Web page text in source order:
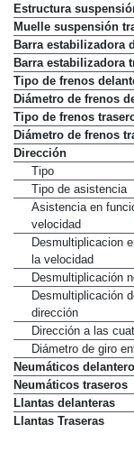
Estructura
Muelle suspensión
Barra estabilizadora
Barra estabilizadora
Tipo de frenos
Diámetro de frenos
Tipo de frenos
Diámetro de frenos
Dirección
Tipo
Tipo de asistencia
Asistencia en
velocidad
Desmultiplicacion
la velocidad
Desmultiplicación
Desmultiplicación
dirección
Dirección a las
Diámetro de giro
Neumáticos
Neumáticos traseros
Llantas delanteras
Llantas Traseras